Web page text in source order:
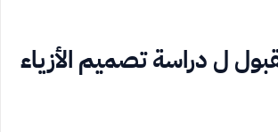
ل دراسة تصميم الأزياء